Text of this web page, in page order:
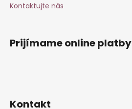
Kontaktujte nás
Prijímame online platby
Kontakt